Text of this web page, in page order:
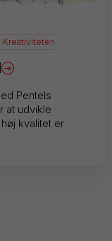
Kreativiteten
Pentels
at udvikle
kvalitet er